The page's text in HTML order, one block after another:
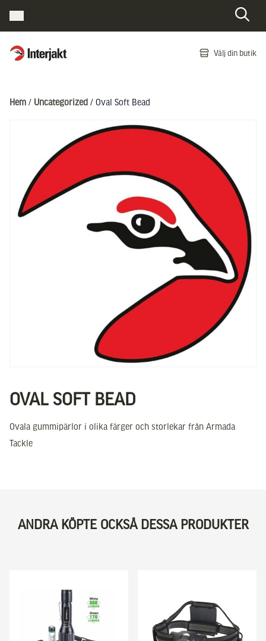
Interjakt SE Välj din butik
Hem / Uncategorized / Oval Soft Bead
OVAL SOFT BEAD
Ovala gummipärlor i olika färger och storlekar från Armada
Tackle
ANDRA KÖPTE OCKSÅ DESSA PRODUKTER